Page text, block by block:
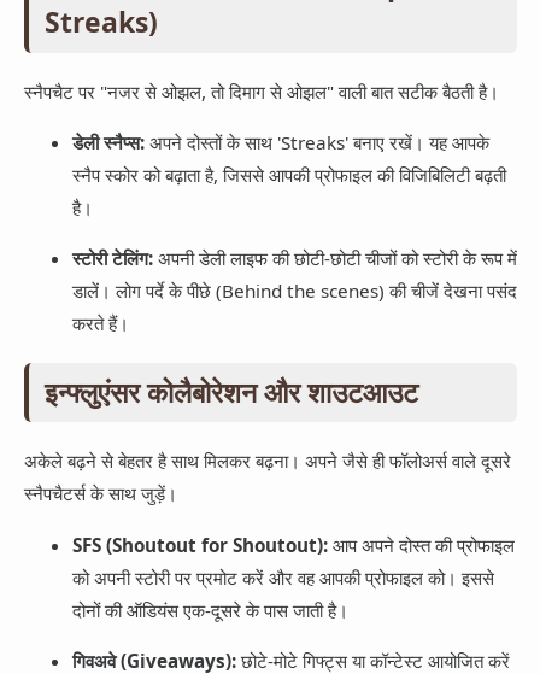
Streaks)
स्नैपचैट पर "नजर से ओझल, तो दिमाग से ओझल" वाली बात सटीक बैठती है।
डेली स्नैप्स:अपने दोस्तों के साथ 'Streaks' बनाए रखें। यह आपके
स्नैप स्कोर को बढ़ाता है, जिससे आपकी प्रोफाइल की विजिबिलिटी बढ़ती
है।
स्टोरी टेलिंग:अपनी डेली लाइफ की छोटी-छोटी चीजों को स्टोरी के रूप में
डालें। लोग पर्दे के पीछे (Behind the scenes) की चीजें देखना पसंद
करते हैं।
इन्फ्लुएंसर कोलैबोरेशन और शाउटआउट
अकेले बढ़ने से बेहतर है साथ मिलकर बढ़ना। अपने जैसे ही फॉलोअर्स वाले दूसरे
स्नैपचैटर्स के साथ जुड़ें।
SFS (Shoutout for Shoutout):आप अपने दोस्त की प्रोफाइल
को अपनी स्टोरी पर प्रमोट करें और वह आपकी प्रोफाइल को। इससे
दोनों की ऑडियंस एक-दूसरे के पास जाती है।
गिवअवे (Giveaways):छोटे-मोटे गिफ्ट्स या कॉन्टेस्ट आयोजित करें